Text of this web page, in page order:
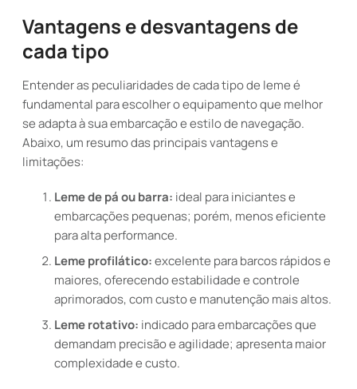
Vantagens e desvantagens de
cada tipo
Entender as peculiaridades de cada tipo de leme é
fundamental para escolher o equipamento que melhor
se adapta à sua embarcação e estilo de navegação.
Abaixo, um resumo das principais vantagens e
limitações:
Leme de pá ou barra: ideal para iniciantes e
embarcações pequenas; porém, menos eficiente
para alta performance.
Leme profilático:excelente para barcos rápidos e
maiores, oferecendo estabilidade e controle
aprimorados, com custo e manutenção mais altos.
Leme rotativo: indicado para embarcações que
demandam precisão e agilidade; apresenta maior
complexidade e custo.